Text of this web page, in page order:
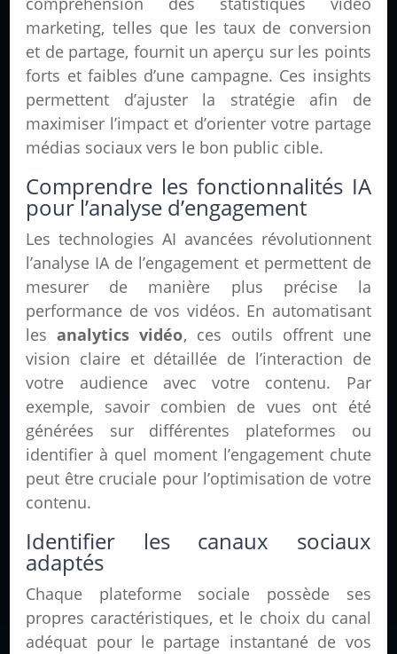
marketing, telles que les taux de conversion
et de partage, fournit un aperçu sur les points
forts et faibles d’une campagne. Ces insights
permettent d’ajuster la stratégie afin de
maximiser l’impact et d’orienter votre partage
médias sociaux vers le bon public cible.
Comprendre les fonctionnalités IA
pour l’analyse d’engagement
Les technologies AI avancées révolutionnent
l’analyse IA de l’engagement et permettent de
mesurer de manière plus précise la
performance de vos vidéos. En automatisant
lesanalytics vidéo, ces outils offrent une
vision claire et détaillée de l’interaction de
votre audience avec votre contenu. Par
exemple, savoir combien de vues ont été
générées sur différentes plateformes ou
identifier à quel moment l’engagement chute
peut être cruciale pour l’optimisation de votre
contenu.
Identifier les canaux sociaux
adaptés
Chaque plateforme sociale possède ses
propres caractéristiques, et le choix du canal
adéquat pour le partage instantané de vos